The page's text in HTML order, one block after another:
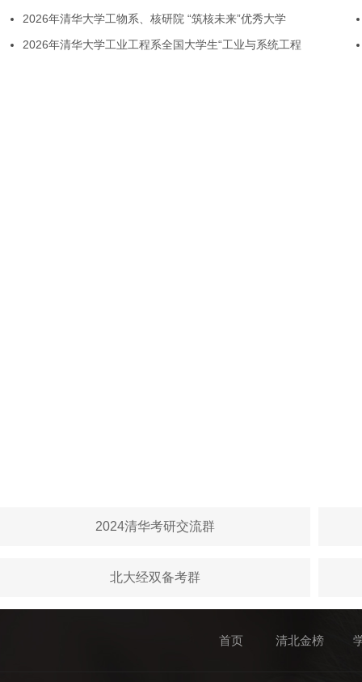
2026年清华大学工物系、核研院 “筑核未来”优秀大学
2026年清华大学工业工程系全国大学生“工业与系统工程
2024清华考研交流群
北大经双备考群
首页 清北金榜